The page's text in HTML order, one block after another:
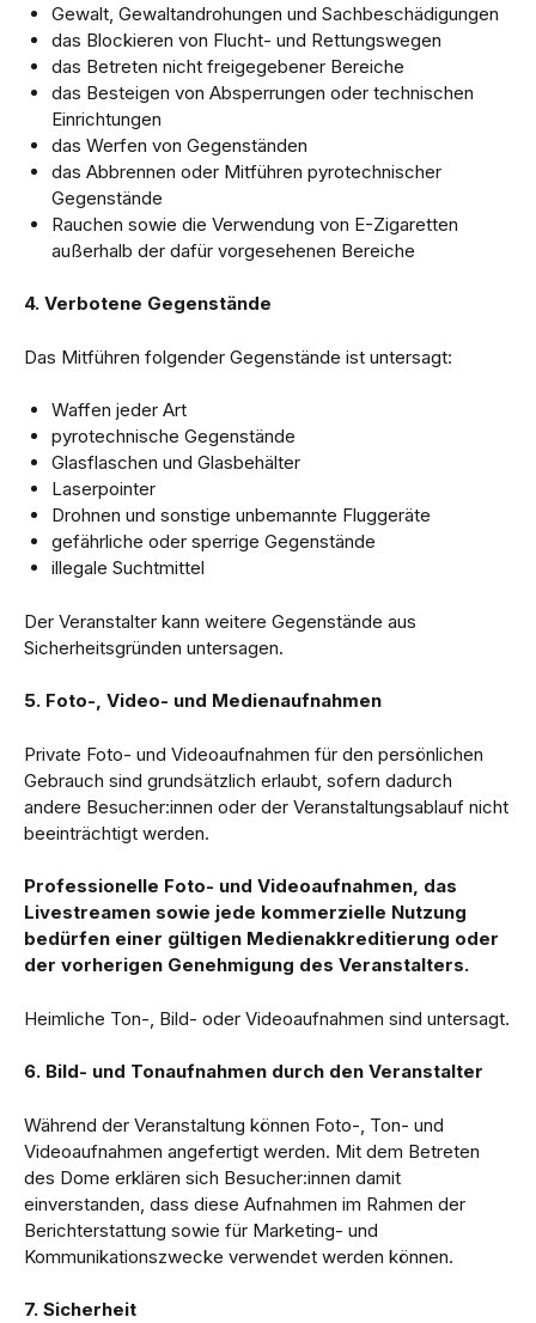
Gewalt, Gewaltandrohungen und Sachbeschädigungen
das Blockieren von Flucht- und Rettungswegen
das Betreten nicht freigegebener Bereiche
das Besteigen von Absperrungen oder technischen
Einrichtungen
das Werfen von Gegenständen
das Abbrennen oder Mitführen pyrotechnischer
Gegenstände
Rauchen sowie die Verwendung von E-Zigaretten
außerhalb der dafür vorgesehenen Bereiche
4. Verbotene Gegenstände
Das Mitführen folgender Gegenstände ist untersagt:
Waffen jeder Art
pyrotechnische Gegenstände
Glasflaschen und Glasbehälter
Laserpointer
Drohnen und sonstige unbemannte Fluggeräte
gefährliche oder sperrige Gegenstände
illegale Suchtmittel
Der Veranstalter kann weitere Gegenstände aus
Sicherheitsgründen untersagen.
5. Foto-, Video- und Medienaufnahmen
Private Foto- und Videoaufnahmen für den persönlichen
Gebrauch sind grundsätzlich erlaubt, sofern dadurch
andere Besucher:innen oder der Veranstaltungsablauf nicht
beeinträchtigt werden.
Professionelle Foto- und Videoaufnahmen, das
Livestreamen sowie jede kommerzielle Nutzung
bedürfen einer gültigen Medienakkreditierung oder
der vorherigen Genehmigung des Veranstalters.
Heimliche Ton-, Bild- oder Videoaufnahmen sind untersagt.
6. Bild- und Tonaufnahmen durch den Veranstalter
Während der Veranstaltung können Foto-, Ton- und
Videoaufnahmen angefertigt werden. Mit dem Betreten
des Dome erklären sich Besucher:innen damit
einverstanden, dass diese Aufnahmen im Rahmen der
Berichterstattung sowie für Marketing- und
Kommunikationszwecke verwendet werden können.
7. Sicherheit